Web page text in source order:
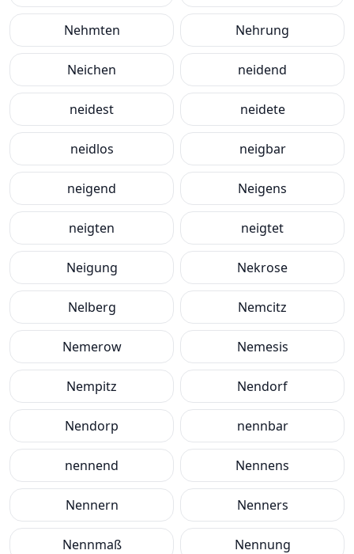
Nehmten Nehrung
Neichen neidend
neidest neidete
neidlos neigbar
neigend Neigens
neigten neigtet
Neigung Nekrose
Nelberg Nemcitz
Nemerow Nemesis
Nempitz Nendorf
Nendorp nennbar
nennend Nennens
Nennern Nenners
Nennmaß Nennung